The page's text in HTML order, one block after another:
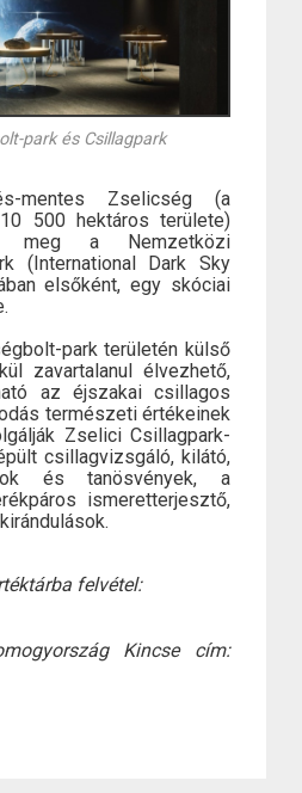
park és Csillagpark
mentes Zselicség (a
500 hektáros területe)
meg a Nemzetközi
(International Dark Sky
elsőként, egy skóciai
park területén külső
zavartalanul élvezhető,
az éjszakai csillagos
természeti értékeinek
Zselici Csillagpark-
csillagvizsgáló, kilátó,
és tanösvények, a
ismeretterjesztő,
felvétel:
Kincse cím: